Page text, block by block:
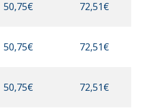
50,75€ 72,51€
50,75€ 72,51€
50,75€ 72,51€